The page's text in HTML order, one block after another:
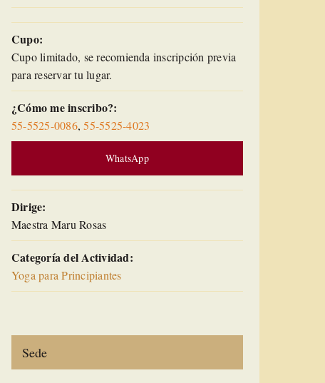
Cupo:
Cupo limitado, se recomienda inscripción previa
para reservar tu lugar.
¿Cómo me inscribo?:
55-5525-0086,55-5525-4023
WhatsApp
Dirige:
Maestra Maru Rosas
Categoría del Actividad:
Yoga para Principiantes
Sede